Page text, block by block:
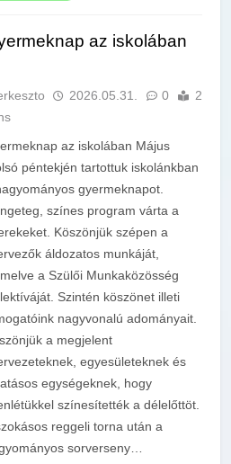
az iskolában
2026.05.31. 0
2
az iskolában Május
péntekjén tartottuk iskolánkban
gyermeknapot.
színes program várta a
Köszönjük szépen a
áldozatos munkáját,
a Szülői Munkaközösség
Szintén köszönet illeti
nagyvonalú adományait.
a megjelent
egyesületeknek és
egységeknek, hogy
színesítették a délelőttöt.
reggeli torna után a
sorverseny…